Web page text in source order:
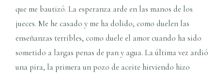
que me bautizó. La esperanza arde en las manos de los
jueces. Me he casado y me ha dolido, como duelen las
enseñanzas terribles, como duele el amor cuando ha sido
sometido a largas penas de pan y agua. La última vez ardió
una pira, la primera un pozo de aceite hirviendo hizo